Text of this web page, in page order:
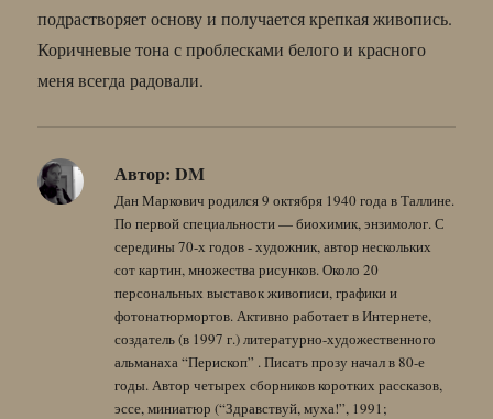
подрастворяет основу и получается крепкая живопись.
Коричневые тона с проблесками белого и красного
меня всегда радовали.
Автор: DM
Дан Маркович родился 9 октября 1940 года в Таллине.
По первой специальности — биохимик, энзимолог. С
середины 70-х годов - художник, автор нескольких
сот картин, множества рисунков. Около 20
персональных выставок живописи, графики и
фотонатюрмортов. Активно работает в Интернете,
создатель (в 1997 г.) литературно-художественного
альманаха “Перископ” . Писать прозу начал в 80-е
годы. Автор четырех сборников коротких рассказов,
эссе, миниатюр (“Здравствуй, муха!”, 1991;